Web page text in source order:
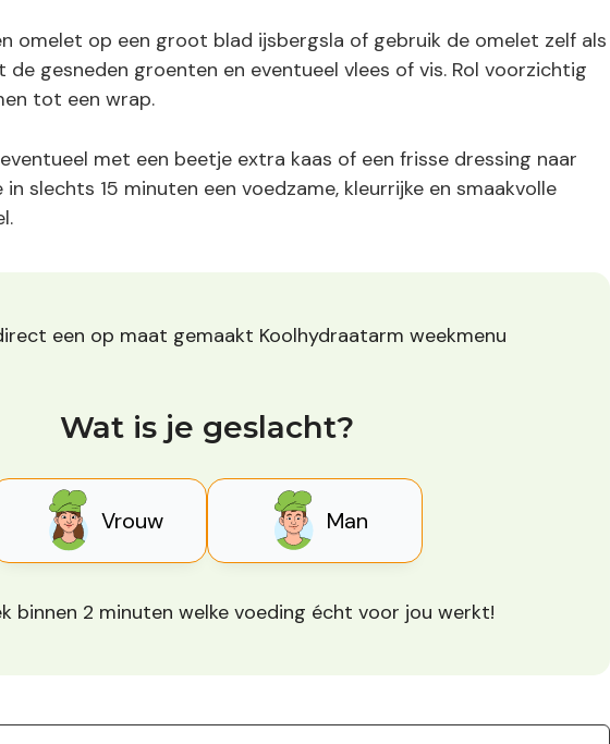
omelet op een groot blad ijsbergsla of gebruik de omelet zelf als
de gesneden groenten en eventueel vlees of vis. Rol voorzichtig
tot een wrap.
met een beetje extra kaas of een frisse dressing naar
in slechts 15 minuten een voedzame, kleurrijke en smaakvolle
een op maat gemaakt Koolhydraatarm weekmenu
Wat is je geslacht?
Vrouw Man
binnen 2 minuten welke voeding écht voor jou werkt!